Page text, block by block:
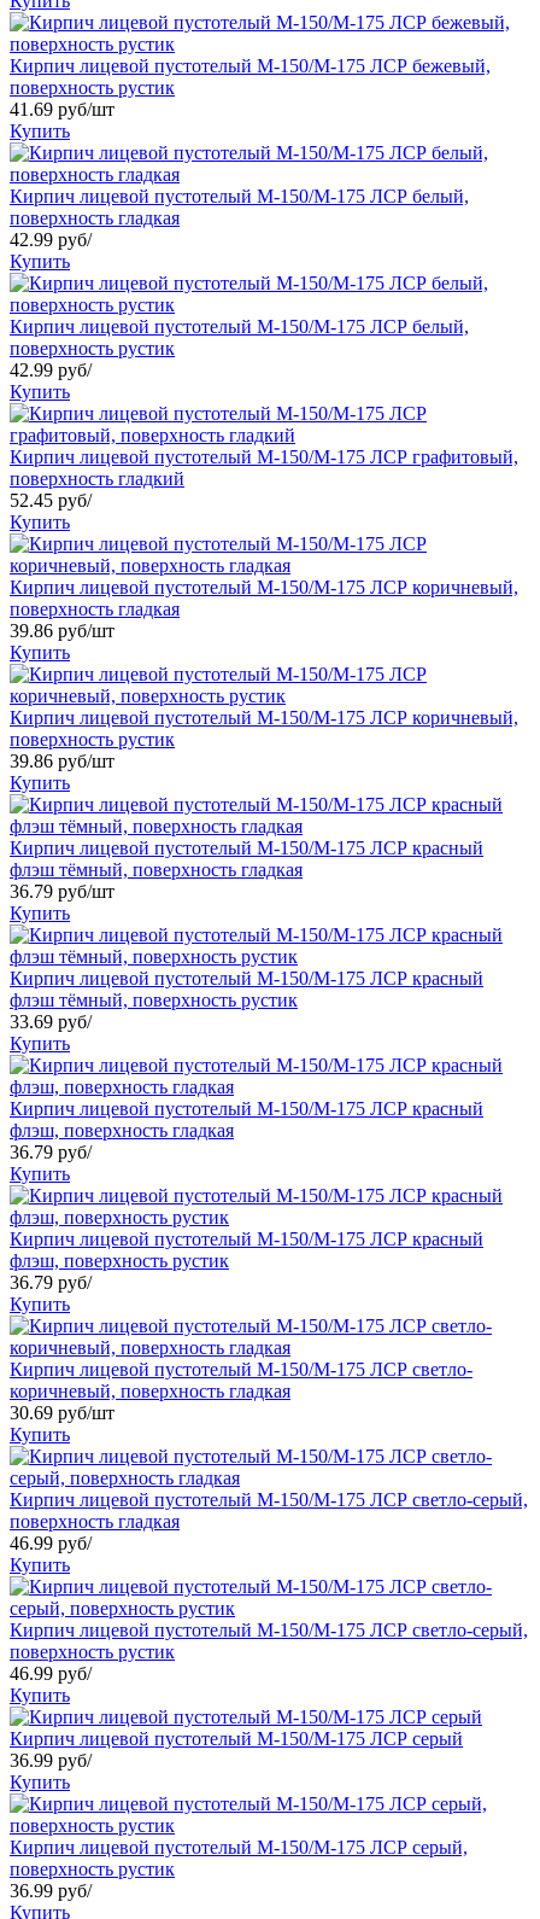
Кирпич лицевой пустотелый М-150/М-175 ЛСР бежевый,
поверхность рустик
41.69 руб/шт
Купить
Кирпич лицевой пустотелый М-150/М-175 ЛСР белый,
поверхность гладкая
42.99 руб/
Купить
Кирпич лицевой пустотелый М-150/М-175 ЛСР белый,
поверхность рустик
42.99 руб/
Купить
Кирпич лицевой пустотелый М-150/М-175 ЛСР графитовый,
поверхность гладкий
52.45 руб/
Купить
Кирпич лицевой пустотелый М-150/М-175 ЛСР коричневый,
поверхность гладкая
39.86 руб/шт
Купить
Кирпич лицевой пустотелый М-150/М-175 ЛСР коричневый,
поверхность рустик
39.86 руб/шт
Купить
Кирпич лицевой пустотелый М-150/М-175 ЛСР красный
флэш тёмный, поверхность гладкая
36.79 руб/шт
Купить
Кирпич лицевой пустотелый М-150/М-175 ЛСР красный
флэш тёмный, поверхность рустик
33.69 руб/
Купить
Кирпич лицевой пустотелый М-150/М-175 ЛСР красный
флэш, поверхность гладкая
36.79 руб/
Купить
Кирпич лицевой пустотелый М-150/М-175 ЛСР красный
флэш, поверхность рустик
36.79 руб/
Купить
Кирпич лицевой пустотелый М-150/М-175 ЛСР светло-
коричневый, поверхность гладкая
30.69 руб/шт
Купить
Кирпич лицевой пустотелый М-150/М-175 ЛСР светло-серый,
поверхность гладкая
46.99 руб/
Купить
Кирпич лицевой пустотелый М-150/М-175 ЛСР светло-серый,
поверхность рустик
46.99 руб/
Купить
Кирпич лицевой пустотелый М-150/М-175 ЛСР серый
36.99 руб/
Купить
Кирпич лицевой пустотелый М-150/М-175 ЛСР серый,
поверхность рустик
36.99 руб/
Купить